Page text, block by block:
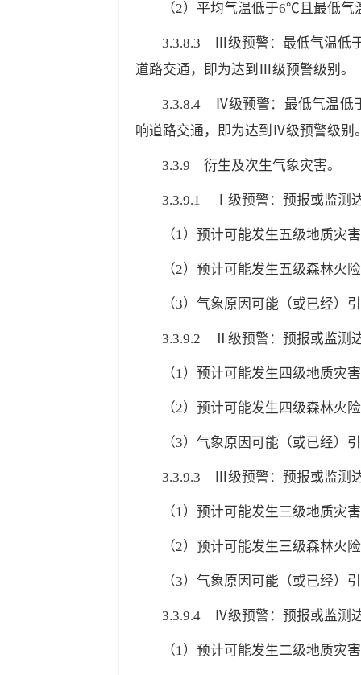
（2）平均气温低于6℃且最低
3.3.8.3 Ⅲ级预警：最低气温低
道路交通，即为达到Ⅲ级预警级别。
3.3.8.4 Ⅳ级预警：最低气温低
响道路交通，即为达到Ⅳ级预警级别
3.3.9 衍生及次生气象灾害。
3.3.9.1 Ⅰ级预警：预报或监测
（1）预计可能发生五级地质灾
（2）预计可能发生五级森林火
（3）气象原因可能（或已经）
3.3.9.2 Ⅱ级预警：预报或监测
（1）预计可能发生四级地质灾
（2）预计可能发生四级森林火
（3）气象原因可能（或已经）
3.3.9.3 Ⅲ级预警：预报或监测
（1）预计可能发生三级地质灾
（2）预计可能发生三级森林火
（3）气象原因可能（或已经）
3.3.9.4 Ⅳ级预警：预报或监测
（1）预计可能发生二级地质灾